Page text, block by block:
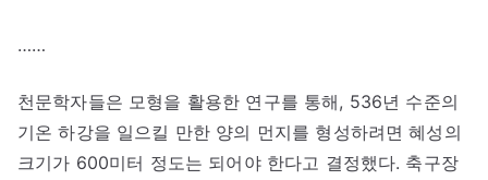
……
천문학자들은 모형을 활용한 연구를 통해, 536년 수준의
기온 하강을 일으킬 만한 양의 먼지를 형성하려면 혜성의
크기가 600미터 정도는 되어야 한다고 결정했다. 축구장